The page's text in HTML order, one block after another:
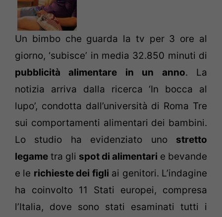
Un bimbo che guarda la tv per 3 ore al
giorno, ‘subisce’ in media 32.850 minuti di
pubblicità alimentare in un anno. La
notizia arriva dalla ricerca ‘In bocca al
lupo’, condotta dall’università di Roma Tre
sui comportamenti alimentari dei bambini.
Lo studio ha evidenziato uno stretto
legame tra gli spot di alimentari e bevande
e le richieste dei figli ai genitori. L’indagine
ha coinvolto 11 Stati europei, compresa
l’Italia, dove sono stati esaminati tutti i